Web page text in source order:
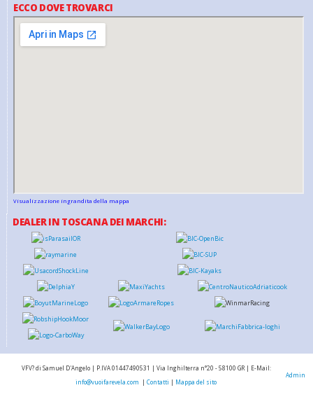
ECCO DOVE TROVARCI
Visualizzazione ingrandita della mappa
DEALER IN TOSCANA DEI MARCHI:
VFV? di Samuel D'Angelo | P.IVA 01447490531 | Via Inghilterra n°20 - 58100 GR | E-Mail:
info@vuoifarevela.com | Contatti | Mappa del sito
Admin